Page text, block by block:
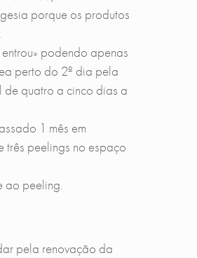
porque os produtos
podendo apenas
perto do 2º dia pela
de quatro a cinco dias a
1 mês em
três peelings no espaço
ao peeling.
pela renovação da